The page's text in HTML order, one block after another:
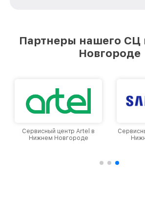
лучшим сервисным центром
Нижнем Новгороде, постоянно
Партнеры нашего
Новгороде
Сервисный центр Artel в
Нижнем Новгороде